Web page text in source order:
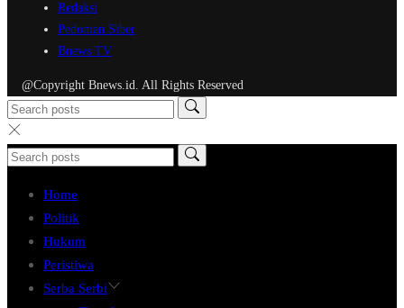
Redaksi
Pedoman Siber
Bnews TV
@Copyright Bnews.id. All Rights Reserved
Home
Politik
Hukum
Peristiwa
Serba Serbi